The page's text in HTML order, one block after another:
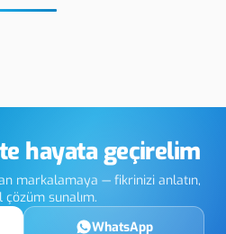
hayata geçirelim
markalamaya — fikrinizi anlatın,
çözüm sunalım.
WhatsApp